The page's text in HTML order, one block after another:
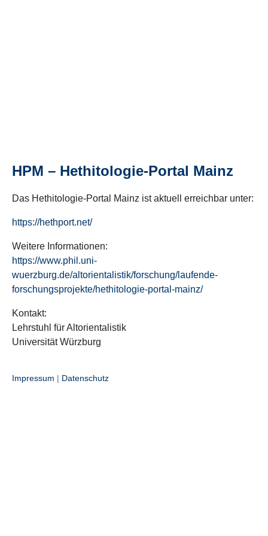
HPM – Hethitologie-Portal Mainz
Das Hethitologie-Portal Mainz ist aktuell erreichbar unter:
https://hethport.net/
Weitere Informationen:
https://www.phil.uni-
wuerzburg.de/altorientalistik/forschung/laufende-
forschungsprojekte/hethitologie-portal-mainz/
Kontakt:
Lehrstuhl für Altorientalistik
Universität Würzburg
Impressum | Datenschutz